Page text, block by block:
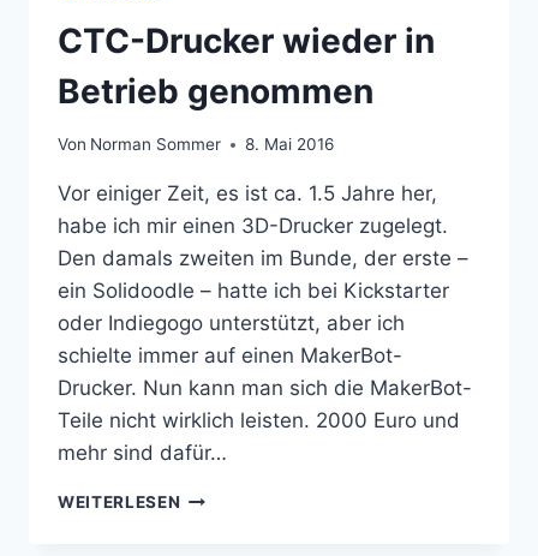
CTC-Drucker wieder in
Betrieb genommen
Von Norman Sommer 8. Mai 2016
Vor einiger Zeit, es ist ca. 1.5 Jahre her,
habe ich mir einen 3D-Drucker zugelegt.
Den damals zweiten im Bunde, der erste –
ein Solidoodle – hatte ich bei Kickstarter
oder Indiegogo unterstützt, aber ich
schielte immer auf einen MakerBot-
Drucker. Nun kann man sich die MakerBot-
Teile nicht wirklich leisten. 2000 Euro und
mehr sind dafür…
WEITERLESEN CTC-